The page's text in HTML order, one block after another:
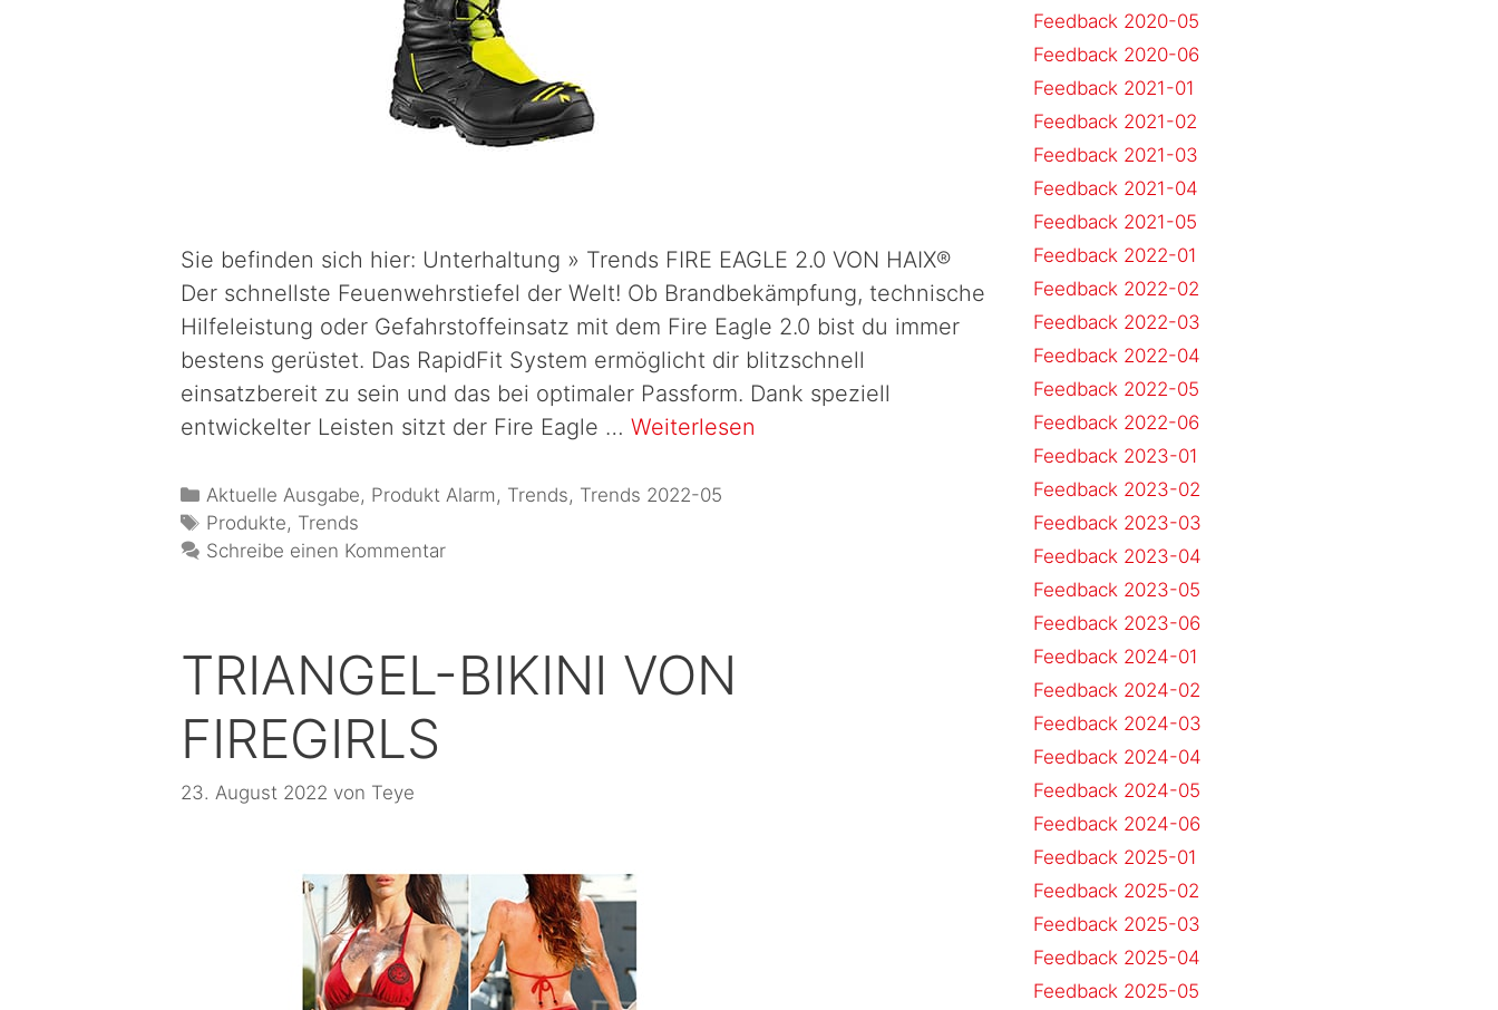
Sie befinden sich hier: Unterhaltung » Trends FIRE EAGLE 2.0 VON HAIX®
Der schnellste Feuenwehrstiefel der Welt! Ob Brandbekämpfung, technische
Hilfeleistung oder Gefahrstoffeinsatz mit dem Fire Eagle 2.0 bist du immer
bestens gerüstet. Das RapidFit System ermöglicht dir blitzschnell
einsatzbereit zu sein und das bei optimaler Passform. Dank speziell
entwickelter Leisten sitzt der Fire Eagle … Weiterlesen
Aktuelle Ausgabe, Produkt Alarm, Trends, Trends 2022-05
Produkte, Trends
Schreibe einen Kommentar
TRIANGEL-BIKINI VON
FIREGIRLS
23. August 2022 von Teye
Feedback 2020-05
Feedback 2020-06
Feedback 2021-01
Feedback 2021-02
Feedback 2021-03
Feedback 2021-04
Feedback 2021-05
Feedback 2022-01
Feedback 2022-02
Feedback 2022-03
Feedback 2022-04
Feedback 2022-05
Feedback 2022-06
Feedback 2023-01
Feedback 2023-02
Feedback 2023-03
Feedback 2023-04
Feedback 2023-05
Feedback 2023-06
Feedback 2024-01
Feedback 2024-02
Feedback 2024-03
Feedback 2024-04
Feedback 2024-05
Feedback 2024-06
Feedback 2025-01
Feedback 2025-02
Feedback 2025-03
Feedback 2025-04
Feedback 2025-05